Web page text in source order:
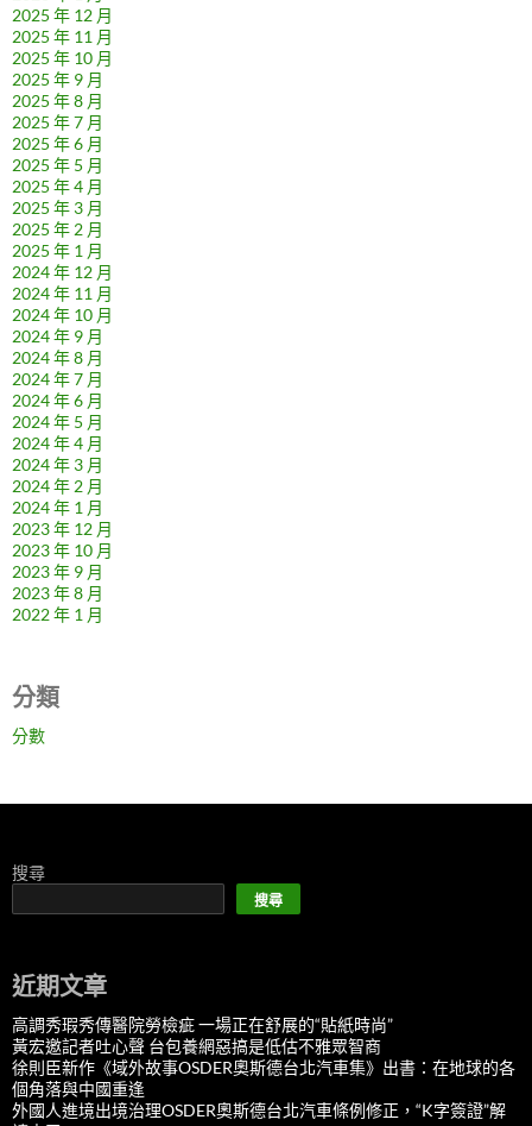
2025 年 12 月
2025 年 11 月
2025 年 10 月
2025 年 9 月
2025 年 8 月
2025 年 7 月
2025 年 6 月
2025 年 5 月
2025 年 4 月
2025 年 3 月
2025 年 2 月
2025 年 1 月
2024 年 12 月
2024 年 11 月
2024 年 10 月
2024 年 9 月
2024 年 8 月
2024 年 7 月
2024 年 6 月
2024 年 5 月
2024 年 4 月
2024 年 3 月
2024 年 2 月
2024 年 1 月
2023 年 12 月
2023 年 10 月
2023 年 9 月
2023 年 8 月
2022 年 1 月
分類
分數
搜尋
搜尋
近期文章
高調秀瑕秀傳醫院勞檢疵 一場正在舒展的“貼紙時尚”
黃宏邀記者吐心聲 台包養網惡搞是低估不雅眾智商
徐則臣新作《域外故事OSDER奧斯德台北汽車集》出書：在地球的各
個角落與中國重逢
外國人進境出境治理OSDER奧斯德台北汽車條例修正，“K字簽證”解